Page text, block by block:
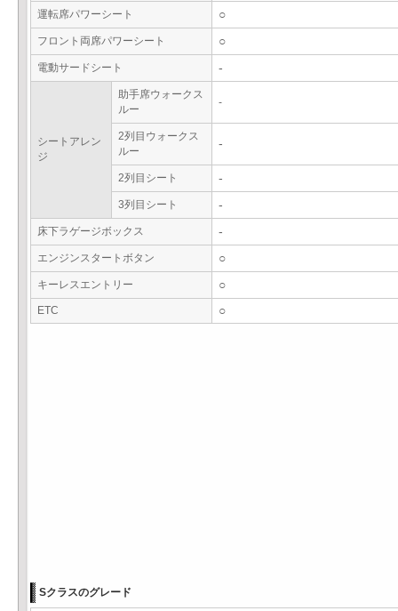
運転席パワーシート ○
フロント両席パワーシート ○
電動サードシート -
シートアレン
ジ
助手席ウォークス
ルー
-
2列目ウォークス
ルー
-
2列目シート -
3列目シート -
床下ラゲージボックス -
エンジンスタートボタン ○
キーレスエントリー ○
ETC ○
Sクラスのグレード